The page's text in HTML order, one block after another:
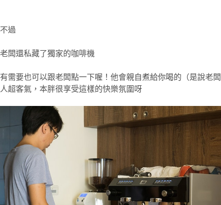
不過
老闆還私藏了獨家的咖啡機
有需要也可以跟老闆點一下喔！他會親自煮給你喝的（是說老闆
人超客氣，本胖很享受這樣的快樂氛圍呀